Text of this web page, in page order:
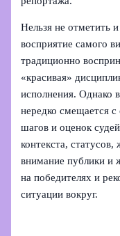
Нельзя не отметить
восприятие самого
традиционно
«красивая»
исполнения. Однако
нередко смещается
шагов и оценок
контекста, статусов,
внимание публики и
на победителях и
ситуации вокруг.